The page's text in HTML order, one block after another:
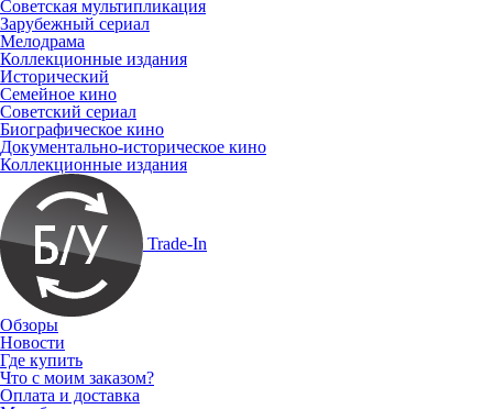
Советская мультипликация
Зарубежный сериал
Мелодрама
Коллекционные издания
Исторический
Семейное кино
Советский сериал
Биографическое кино
Документально-историческое кино
Коллекционные издания
Trade-In
Обзоры
Новости
Где купить
Что с моим заказом?
Оплата и доставка